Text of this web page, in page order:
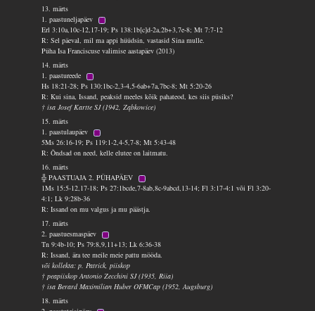
13. märts
1. paastuneljapäev
Erl 3:10a,10c-12,17-19; Ps 138:1b[c]d-2a,2b+3,7e-8; Mt 7:7-12
R: Sel päeval, mil ma appi hüüdsin, vastasid Sina mulle.
Püha Isa Franciscuse valimise aastapäev (2013)
14. märts
1. paastureede
Hs 18:21-28; Ps 130:1bc-2,3-4,5-6ab+7a,7bc-8; Mt 5:20-26
R: Kui sina, Issand, peaksid meeles kõik pahateod, kes siis püsiks?
† isa Josef Kartte SJ (1942, Ząbkowice)
15. märts
1. paastulaupäev
5Ms 26:16-19; Ps 119:1-2,4-5,7-8; Mt 5:43-48
R: Õndsad on need, kelle elutee on laitmatu.
16. märts
╬ PAASTUAJA 2. PÜHAPÄEV
1Ms 15:5-12,17-18; Ps 27:1bcde,7-8ab,8c-9abcd,13-14; Fl 3:17-4:1 või Fl 3:20-
4:1; Lk 9:28b-36
R: Issand on mu valgus ja mu päästja.
17. märts
2. paastuesmaspäev
Tn 9:4b-10; Ps 79:8,9,11+13; Lk 6:36-38
R: Issand, ära tee meile meie pattu mööda.
või kollekta: p. Patrick, piiskop
† peapiiskop Antonio Zecchini SJ (1935, Riia)
† isa Berard Maximilian Huber OFMCap (1952, Augsburg)
18. märts